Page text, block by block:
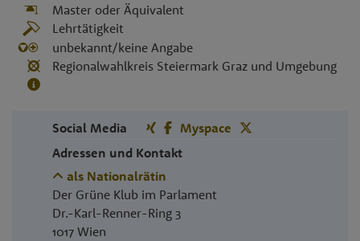
Master oder Äquivalent
Lehrtätigkeit
unbekannt/keine Angabe
Regionalwahlkreis Steiermark Graz und Umgebung
Social Media
Myspace
Adressen und Kontakt
als Nationalrätin
Der Grüne Klub im Parlament
Dr.-Karl-Renner-Ring 3
1017 Wien